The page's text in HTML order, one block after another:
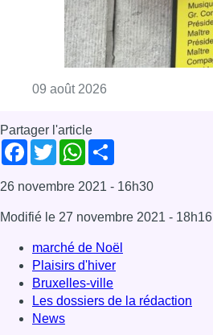
09 août 2026
Partager l'article
Facebook
TwitterWhatsApp
26 novembre 2021 - 16h30
Modifié le 27 novembre 2021 - 18h16
marché de Noël
Plaisirs d'hiver
Bruxelles-ville
Les dossiers de la rédaction
News